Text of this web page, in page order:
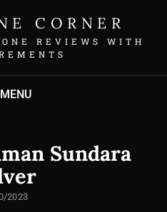
CORNER
REVIEWS WITH
MENU
Sundara
2023